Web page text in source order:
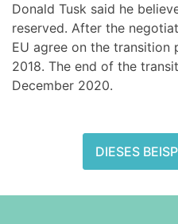
Donald Tusk said he
reserved. After the
EU agree on the
2018. The end of the
December 2020.
DIESES